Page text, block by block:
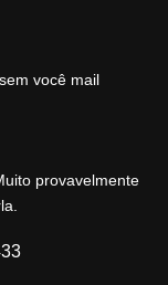
você mail
provavelmente